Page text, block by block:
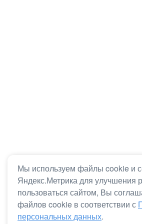
Мы используем файлы cookie и
Яндекс.Метрика для улучшения
пользоваться сайтом, Вы
файлов cookie в соответствии с
персональных данных.